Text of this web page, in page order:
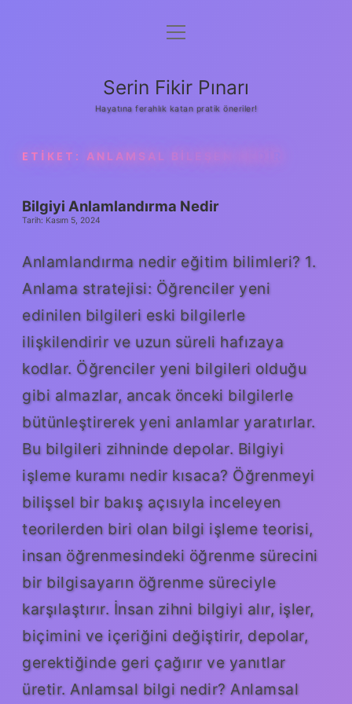
Gizlilik Politikası
Yasal Uyarı
menüyü
Serin Fikir Pınarı
Hayatına ferahlık katan pratik öneriler!
ETIKET: ANLAMSAL BILEŞEN NEDIR
Bilgiyi Anlamlandırma Nedir
Tarih: Kasım 5, 2024
Anlamlandırma nedir eğitim bilimleri? 1.
Anlama stratejisi: Öğrenciler yeni
edinilen bilgileri eski bilgilerle
ilişkilendirir ve uzun süreli hafızaya
kodlar. Öğrenciler yeni bilgileri olduğu
gibi almazlar, ancak önceki bilgilerle
bütünleştirerek yeni anlamlar yaratırlar.
Bu bilgileri zihninde depolar. Bilgiyi
işleme kuramı nedir kısaca? Öğrenmeyi
bilişsel bir bakış açısıyla inceleyen
teorilerden biri olan bilgi işleme teorisi,
insan öğrenmesindeki öğrenme sürecini
bir bilgisayarın öğrenme süreciyle
karşılaştırır. İnsan zihni bilgiyi alır, işler,
biçimini ve içeriğini değiştirir, depolar,
gerektiğinde geri çağırır ve yanıtlar
üretir. Anlamsal bilgi nedir? Anlamsal